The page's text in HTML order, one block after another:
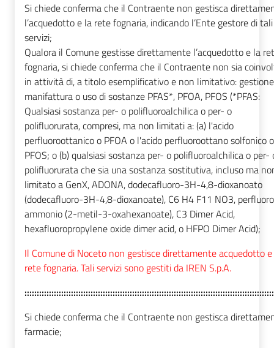
Si chiede conferma che il Contraente non gestisca
l’acquedotto e la rete fognaria, indicando l’Ente gestore di tali
servizi;
Qualora il Comune gestisse direttamente l’acquedotto e la
fognaria, si chiede conferma che il Contraente non sia
in attività di, a titolo esemplificativo e non limitativo:
manifattura o uso di sostanze PFAS*, PFOA, PFOS (*PFAS:
Qualsiasi sostanza per- o polifluoroalchilica o per- o
polifluorurata, compresi, ma non limitati a: (a) l'acido
perfluoroottanico o PFOA o l'acido perfluoroottano solfonico o
PFOS; o (b) qualsiasi sostanza per- o polifluoroalchilica o per-
polifluorurata che sia una sostanza sostitutiva, incluso ma
limitato a GenX, ADONA, dodecafluoro-3H-4,8-dioxanoato
(dodecafluoro-3H-4,8-dioxanoate), C6 H4 F11 NO3,
ammonio (2-metil-3-oxahexanoate), C3 Dimer Acid,
hexafluoropropylene oxide dimer acid, o HFPO Dimer Acid);
Il Comune di Noceto non gestisce direttamente acquedotto e
rete fognaria. Tali servizi sono gestiti da IREN S.p.A.
Si chiede conferma che il Contraente non gestisca
farmacie;